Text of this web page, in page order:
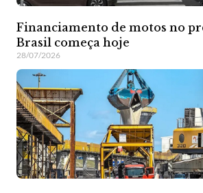
Financiamento de motos no
Brasil começa hoje
28/07/2026